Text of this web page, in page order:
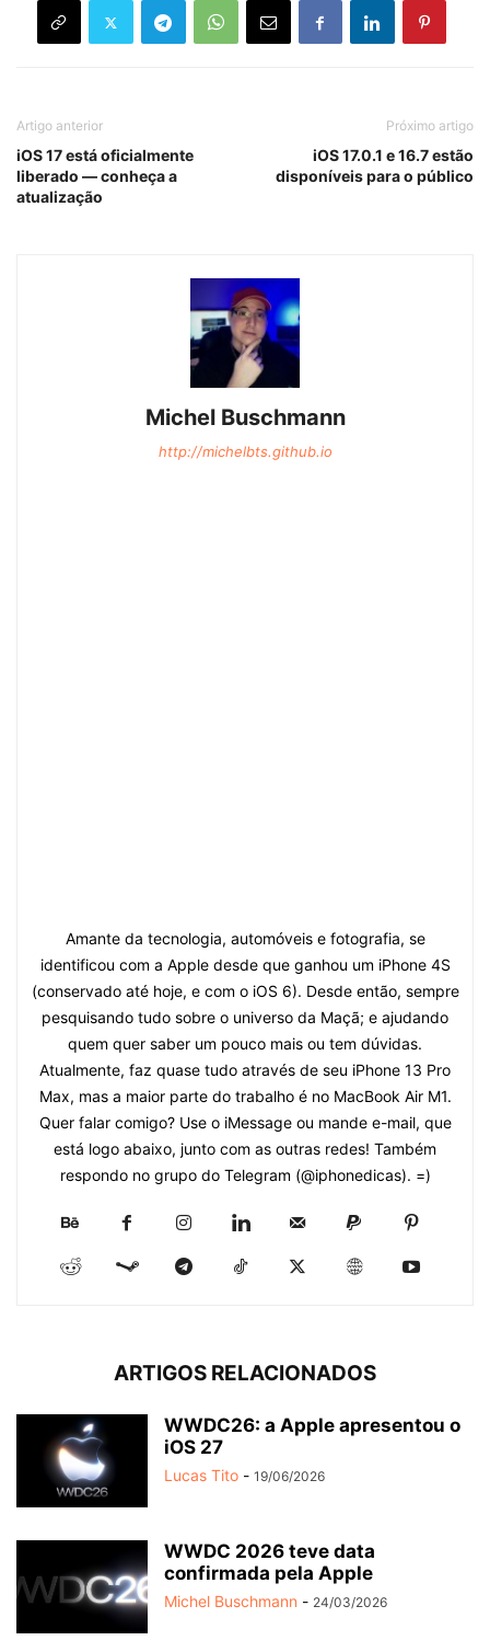
Artigo anterior
iOS 17 está oficialmente
liberado — conheça a
atualização
Próximo artigo
iOS 17.0.1 e 16.7 estão
disponíveis para o público
Michel Buschmann
http://michelbts.github.io
Amante da tecnologia, automóveis e fotografia, se
identificou com a Apple desde que ganhou um iPhone 4S
(conservado até hoje, e com o iOS 6). Desde então, sempre
pesquisando tudo sobre o universo da Maçã; e ajudando
quem quer saber um pouco mais ou tem dúvidas.
Atualmente, faz quase tudo através de seu iPhone 13 Pro
Max, mas a maior parte do trabalho é no MacBook Air M1.
Quer falar comigo? Use o iMessage ou mande e-mail, que
está logo abaixo, junto com as outras redes! Também
respondo no grupo do Telegram (@iphonedicas). =)
ARTIGOS RELACIONADOS
WWDC26: a Apple apresentou o
iOS 27
Lucas Tito - 19/06/2026
WWDC 2026 teve data
confirmada pela Apple
Michel Buschmann - 24/03/2026